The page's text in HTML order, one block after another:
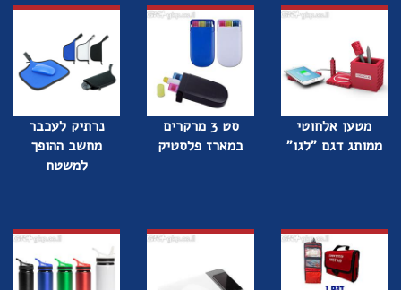
מטען אלחוטי
ממותג דגם "לגו"
סט 3 מרקרים
במארז פלסטיק
נרתיק לעכבר
מחשב ההופך
למשטח